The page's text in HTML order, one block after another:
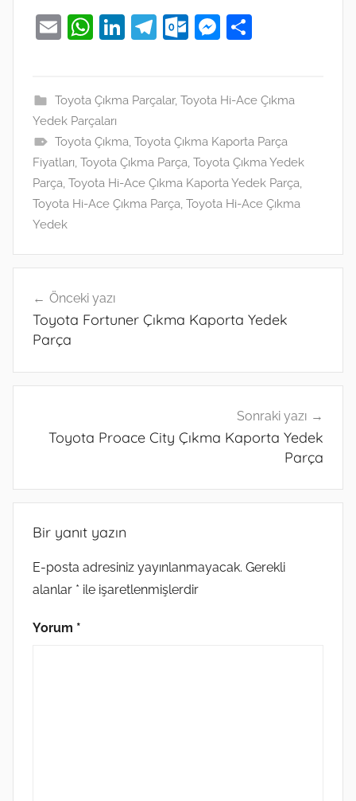
E
l
W
s
A
p
p
Li
e
n
T
gr
m
O
o
c
o
m
M
e
g
er
e
Toyota Çıkma Parçalar, Toyota Hi-Ace Çıkma
Yedek Parçaları
Toyota Çıkma, Toyota Çıkma Kaporta Parça
Fiyatları, Toyota Çıkma Parça, Toyota Çıkma Yedek
Parça, Toyota Hi-Ace Çıkma Kaporta Yedek Parça,
Toyota Hi-Ace Çıkma Parça, Toyota Hi-Ace Çıkma
Yedek
gezinmesi
Önceki yazı
Toyota Fortuner Çıkma Kaporta Yedek
Parça
Sonraki yazı
Toyota Proace City Çıkma Kaporta Yedek
Parça
Bir yanıt yazın
E-posta adresiniz yayınlanmayacak. Gerekli
alanlar * ile işaretlenmişlerdir
Yorum *